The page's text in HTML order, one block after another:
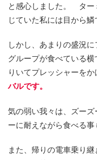
と感心しました。 ター
じていた私には目から鱗
しかし、あまりの盛況
グループが食べている
りいてプレッシャーをか
バルです。
気の弱い我々は、ズー
ーに耐えながら食べる
また、帰りの電車乗り